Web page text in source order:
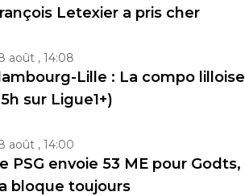
Letexier a pris cher
août , 14:08
Lille : La compo lilloise
sur Ligue1+)
août , 14:00
PSG envoie 53 ME pour Godts,
bloque toujours